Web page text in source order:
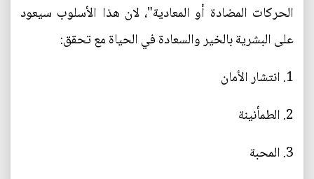
الحركات المضادة أو المعادية"، لان هذا الأسلوب سيعود
على البشرية بالخير والسعادة في الحياة مع تحقق:
1. انتشار الأمان
2. الطمأنينة
3. المحبة